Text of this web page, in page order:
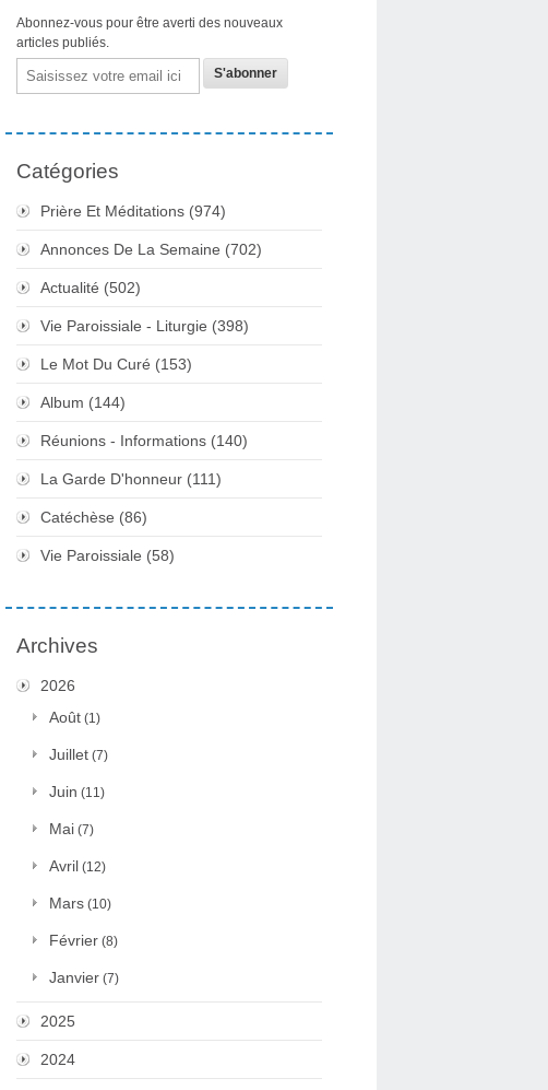
Abonnez-vous pour être averti des nouveaux
articles publiés.
Email
Catégories
Prière Et Méditations (974)
Annonces De La Semaine (702)
Actualité (502)
Vie Paroissiale - Liturgie (398)
Le Mot Du Curé (153)
Album (144)
Réunions - Informations (140)
La Garde D'honneur (111)
Catéchèse (86)
Vie Paroissiale (58)
Archives
2026
Août (1)
Juillet (7)
Juin (11)
Mai (7)
Avril (12)
Mars (10)
Février (8)
Janvier (7)
2025
2024